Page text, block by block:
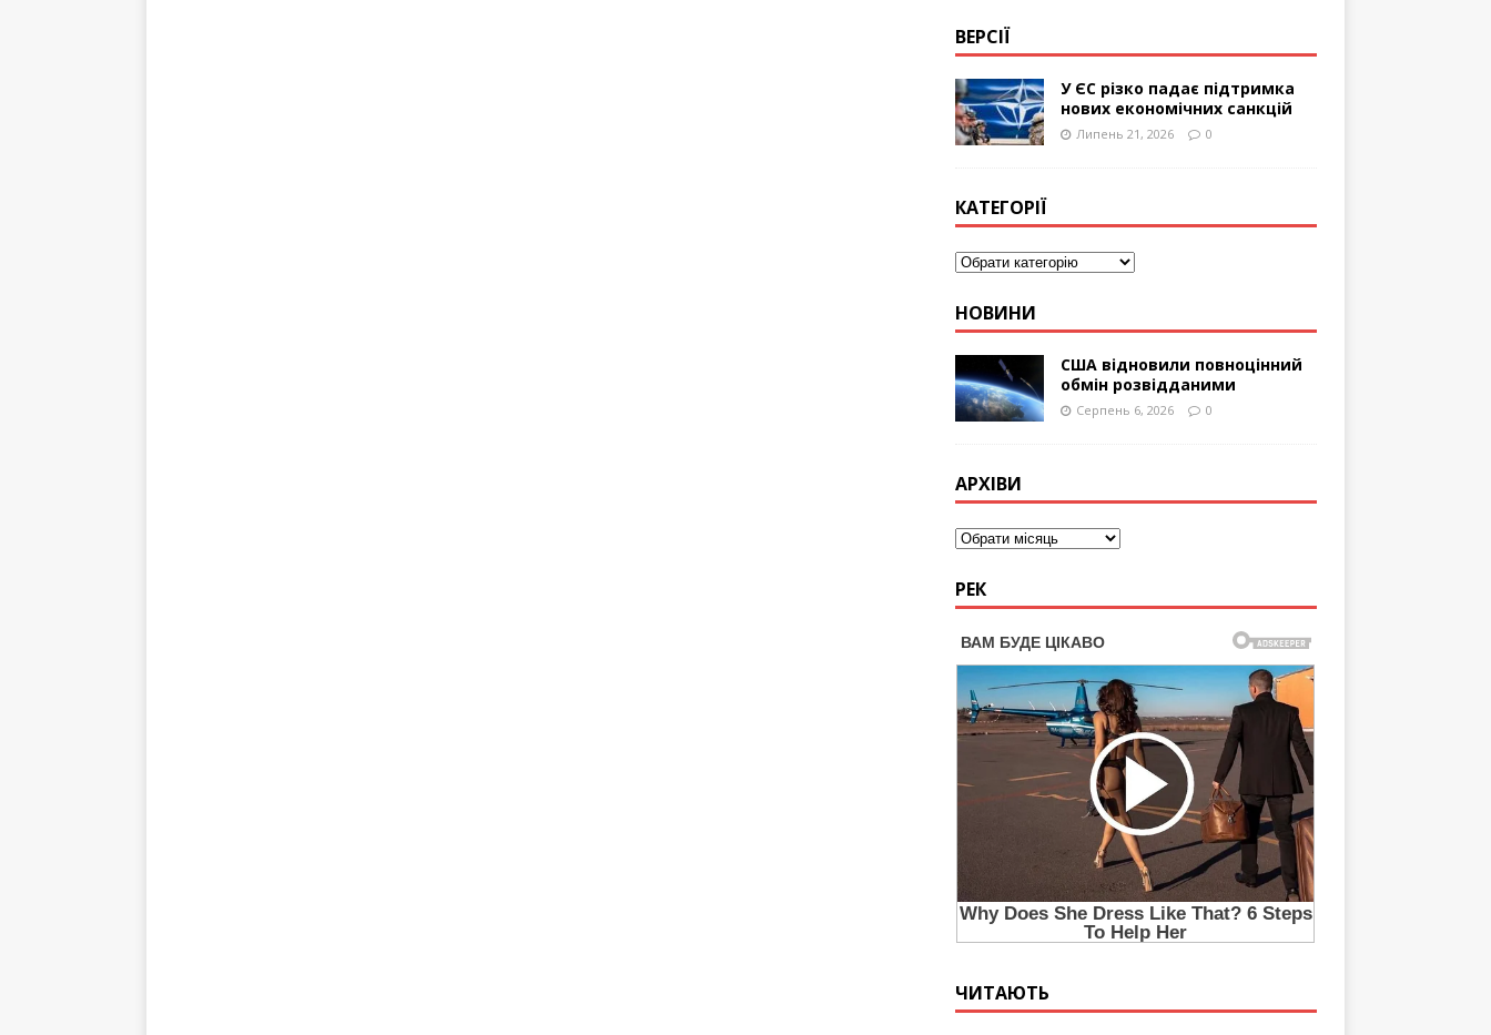
ВЕРСІЇ
У ЄС різко падає підтримка
нових економічних санкцій
Липень 21, 2026 0
КАТЕГОРІЇ
НОВИНИ
США відновили повноцінний
обмін розвідданими
Серпень 6, 2026 0
АРХІВИ
РЕК
ЧИТАЮТЬ